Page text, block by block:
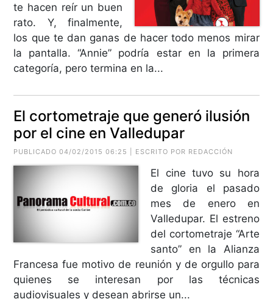
te hacen reír un buen
rato. Y, finalmente,
los que te dan ganas de hacer todo menos mirar
la pantalla. “Annie” podría estar en la primera
categoría, pero termina en la...
El cortometraje que generó ilusión
por el cine en Valledupar
PUBLICADO 04/02/2015 06:25 | ESCRITO POR REDACCIÓN
El cine tuvo su hora
de gloria el pasado
mes de enero en
Valledupar. El estreno
del cortometraje “Arte
santo” en la Alianza
Francesa fue motivo de reunión y de orgullo para
quienes se interesan por las técnicas
audiovisuales y desean abrirse un...